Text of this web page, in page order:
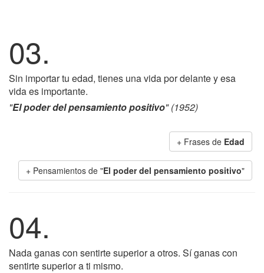
03.
Sin importar tu edad, tienes una vida por delante y esa
vida es importante.
"El poder del pensamiento positivo" (1952)
+ Frases de Edad
+ Pensamientos de "El poder del pensamiento positivo"
04.
Nada ganas con sentirte superior a otros. Sí ganas con
sentirte superior a ti mismo.